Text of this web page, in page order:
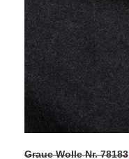
Graue Wolle Nr. 78183